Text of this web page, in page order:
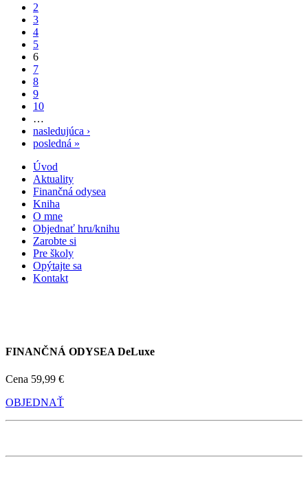
2
3
4
5
6
7
8
9
10
…
nasledujúca ›
posledná »
Úvod
Aktuality
Finančná odysea
Kniha
O mne
Objednať hru/knihu
Zarobte si
Pre školy
Opýtajte sa
Kontakt
FINANČNÁ ODYSEA DeLuxe
Cena 59,99 €
OBJEDNAŤ